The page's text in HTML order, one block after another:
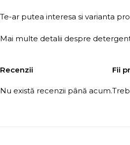
Te-ar putea interesa si varianta
Mai multe detalii despre
Recenzii
Nu există recenzii până acum.
Fii